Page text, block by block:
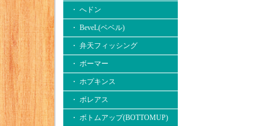
・ へドン
・ BeveL(ベベル)
・ 弁天フィッシング
・ ボーマー
・ ホプキンス
・ ボレアス
・ ボトムアップ(BOTTOMUP)